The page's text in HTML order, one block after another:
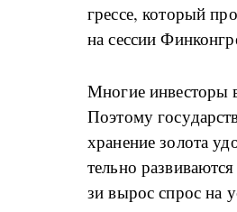
грес­се, ко­то­рый
на сес­сии
М­но­гие ин­ве­сто­ры
По­это­му
хра­не­ние зо­ло­та
тель­но
зи вы­рос спрос на